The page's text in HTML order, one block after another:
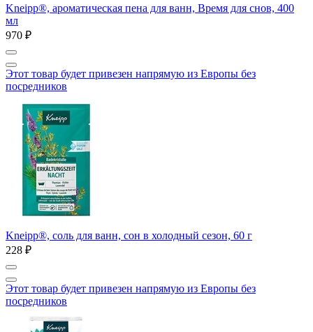
Kneipp®, ароматическая пена для ванн, Время для снов, 400
мл
970 ₽
Этот товар будет привезен напрямую из Европы без
посредников
Kneipp®, соль для ванн, сон в холодный сезон, 60 г
228 ₽
Этот товар будет привезен напрямую из Европы без
посредников